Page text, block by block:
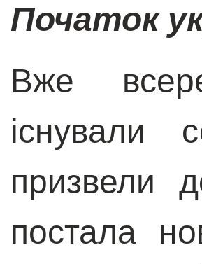
Початок
Вже
існували
призвели
постала